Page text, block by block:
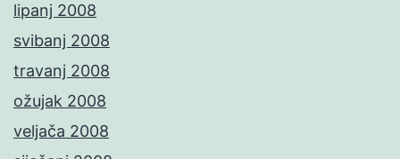
lipanj 2008
svibanj 2008
travanj 2008
ožujak 2008
veljača 2008